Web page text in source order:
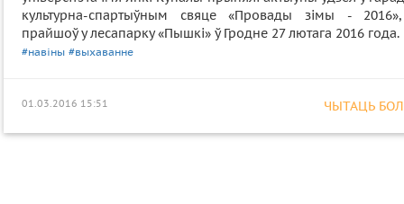
культурна-спартыўным свяце «Провады зімы -
прайшоў у лесапарку «Пышкі» ў Гродне 27 лютага 2016 года.
#навіны #выхаванне
ЧЫТАЦЬ
01.03.2016 15:51